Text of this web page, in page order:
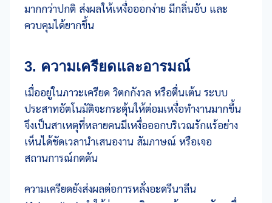
มากกว่าปกติ ส่งผลให้เหงื่อออกง่าย มีกลิ่นอับ และ
ควบคุมได้ยากขึ้น
3. ความเครียดและอารมณ์
เมื่ออยู่ในภาวะเครียด วิตกกังวล หรือตื่นเต้น ระบบ
ประสาทอัตโนมัติจะกระตุ้นให้ต่อมเหงื่อทำงานมากขึ้น
จึงเป็นสาเหตุที่หลายคนมีเหงื่อออกบริเวณรักแร้อย่าง
เห็นได้ชัดเวลานำเสนองาน สัมภาษณ์ หรือเจอ
สถานการณ์กดดัน
ความเครียดยังส่งผลต่อการหลั่งอะดรีนาลีน